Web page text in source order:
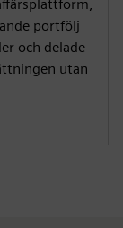
portfölj
och delade
utan